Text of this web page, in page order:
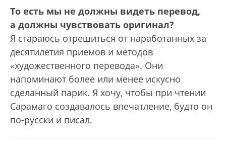
То есть мы не должны видеть перевод,
а должны чувствовать оригинал?
Я стараюсь отрешиться от наработанных за
десятилетия приемов и методов
«художественного перевода». Они
напоминают более или менее искусно
сделанный парик. Я хочу, чтобы при чтении
Сарамаго создавалось впечатление, будто он
по-русски и писал.